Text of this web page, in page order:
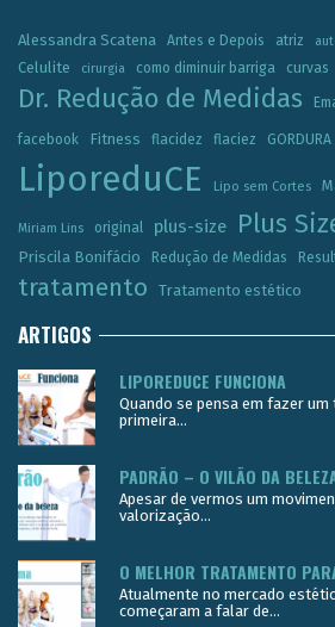
Alessandra Scatena Antes e Depois atriz
Celulite cirurgia como diminuir barriga curvas
Dr. Redução de Medidas
facebook Fitness flacidez flaciez GORDURA
LiporeduCE Lipo sem Cortes
Miriam Lins original plus-size Plus
Priscila Bonifácio
Redução de Medidas
tratamento Tratamento estético
ARTIGOS
LIPOREDUCE FUNCIONA
Quando se pensa em fazer
primeira...
PADRÃO – O VILÃO DA
Apesar de vermos um
valorização...
O MELHOR TRATAMENTO
Atualmente no mercado
começaram a falar de...